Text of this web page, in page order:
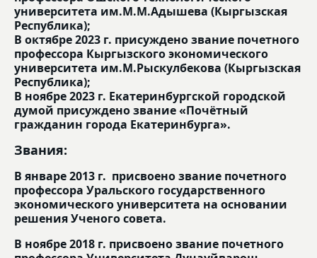
университета им.М.М.Адышева (Кыргызская
Республика);
В октябре 2023 г. присуждено звание почетного
профессора Кыргызского экономического
университета им.М.Рыскулбекова (Кыргызская
Республика);
В ноябре 2023 г. Екатеринбургской городской
думой присуждено звание «Почётный
гражданин города Екатеринбурга».
Звания:
В январе 2013 г. присвоено звание почетного
профессора Уральского государственного
экономического университета на основании
решения Ученого совета.
В ноябре 2018 г. присвоено звание почетного